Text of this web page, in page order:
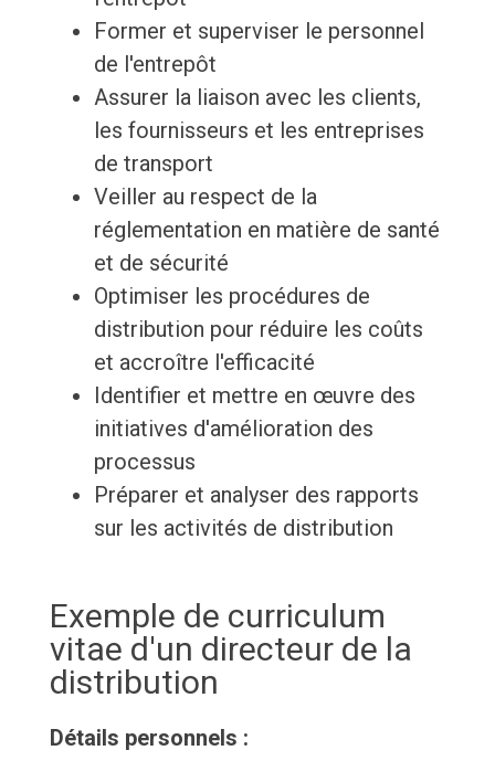
Former et superviser le personnel
de l'entrepôt
Assurer la liaison avec les clients,
les fournisseurs et les entreprises
de transport
Veiller au respect de la
réglementation en matière de santé
et de sécurité
Optimiser les procédures de
distribution pour réduire les coûts
et accroître l'efficacité
Identifier et mettre en œuvre des
initiatives d'amélioration des
processus
Préparer et analyser des rapports
sur les activités de distribution
Exemple de curriculum
vitae d'un directeur de la
distribution
Détails personnels :